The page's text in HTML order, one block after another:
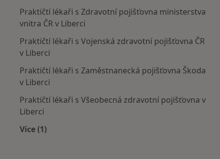
Praktičtí lékaři s Zdravotní pojišťovna ministerstva
vnitra ČR v Liberci
Praktičtí lékaři s Vojenská zdravotní pojišťovna ČR
v Liberci
Praktičtí lékaři s Zaměstnanecká pojišťovna Škoda
v Liberci
Praktičtí lékaři s Všeobecná zdravotní pojišťovna v
Liberci
Více (1)